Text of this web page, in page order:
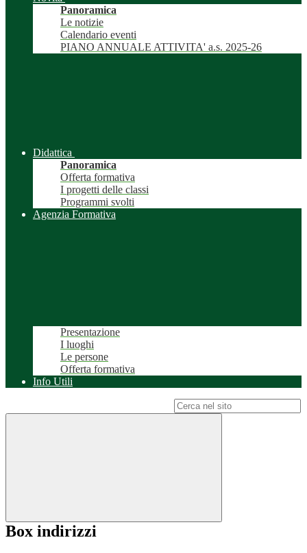
Panoramica
Le notizie
Calendario eventi
PIANO ANNUALE ATTIVITA' a.s. 2025-26
Didattica
Panoramica
Offerta formativa
I progetti delle classi
Programmi svolti
Agenzia Formativa
Presentazione
I luoghi
Le persone
Offerta formativa
Info Utili
Box indirizzi